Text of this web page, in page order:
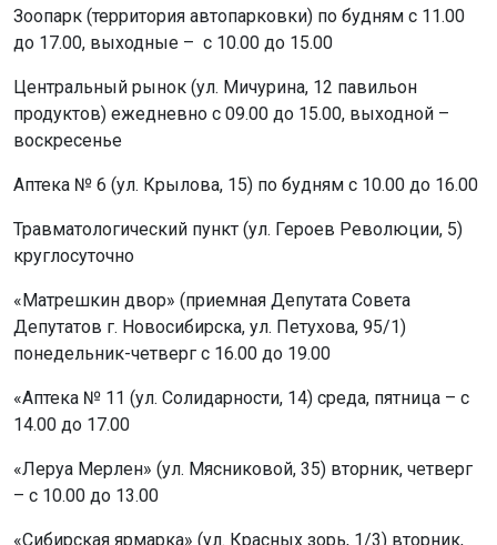
Зоопарк (территория автопарковки) по будням с 11.00
до 17.00, выходные – с 10.00 до 15.00
Центральный рынок (ул. Мичурина, 12 павильон
продуктов) ежедневно с 09.00 до 15.00, выходной –
воскресенье
Аптека № 6 (ул. Крылова, 15) по будням с 10.00 до 16.00
Травматологический пункт (ул. Героев Революции, 5)
круглосуточно
«Матрешкин двор» (приемная Депутата Совета
Депутатов г. Новосибирска, ул. Петухова, 95/1)
понедельник-четверг с 16.00 до 19.00
«Аптека № 11 (ул. Солидарности, 14) среда, пятница – с
14.00 до 17.00
«Леруа Мерлен» (ул. Мясниковой, 35) вторник, четверг
– с 10.00 до 13.00
«Сибирская ярмарка» (ул. Красных зорь, 1/3) вторник,